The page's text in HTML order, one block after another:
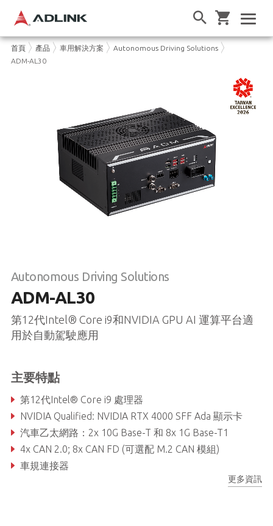
首頁 產品 車用解決方案
Autonomous Driving Solutions
ADM-AL30
Autonomous Driving Solutions
ADM-AL30
第12代Intel® Core i9和NVIDIA GPU AI 運算平台適
用於自動駕駛應用
主要特點
第12代Intel® Core i9 處理器
NVIDIA Qualified: NVIDIA RTX 4000 SFF Ada 顯示卡
汽車乙太網路：2x 10G Base-T 和 8x 1G Base-T1
​4x CAN 2.0​; 8x CAN FD (可選配 M.2 CAN 模組)
車規連接器
符合E-mark, ISO 16750-2、ISO 7637-2 設計規範更多資訊